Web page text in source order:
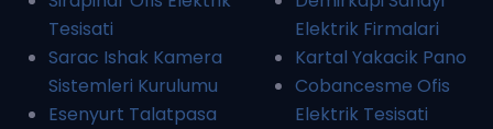
Tesisati
Sarac Ishak Kamera
Sistemleri Kurulumu
Esenyurt Talatpasa
Elektrik Firmalari
Kartal Yakacik Pano
Cobancesme Ofis
Elektrik Tesisati